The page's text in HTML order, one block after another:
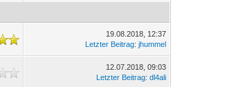
19.08.2018, 12:37
Letzter Beitrag:jhummel
12.07.2018, 09:03
Letzter Beitrag:dl4ali